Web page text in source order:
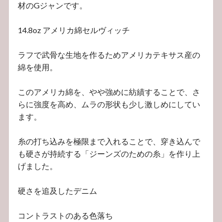
材のGジャンです。
14.8oz アメリカ綿セルヴィッチ
ラフで武骨な生地を作るためアメリカテキサス産の
綿を使用。
このアメリカ綿を、やや強めに紡績することで、さ
らに強度を高め、ムラの形状も少し激しめにしてい
ます。
糸の打ち込みを極限まで入れることで、穿き込んで
も硬さが持続する「ジーンズのための糸」を作り上
げました。
硬さを追及したデニム
コントラストのある色落ち